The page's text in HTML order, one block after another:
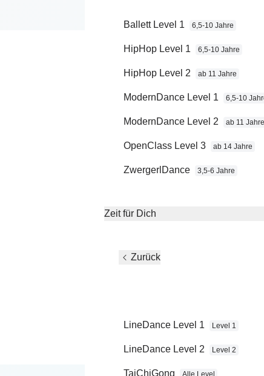
Ballett Level 1 6,5-10 Jahre
HipHop Level 1 6,5-10 Jahre
HipHop Level 2 ab 11 Jahre
ModernDance Level 1 6,5-10
ModernDance Level 2 ab 11 Jahre
OpenClass Level 3 ab 14 Jahre
ZwergerlDance 3,5-6 Jahre
Zeit für Dich
Zurück
LineDance Level 1 Level 1
LineDance Level 2 Level 2
TaiChiGong Alle Level
Du willst ein